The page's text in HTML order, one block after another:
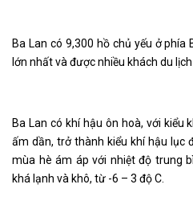
Ba Lan có 9,300 hồ chủ yếu ở
lớn nhất và được nhiều khách du
Ba Lan có khí hậu ôn hoà, với kiểu
ấm dần, trở thành kiểu khí hậu lục
mùa hè ám áp với nhiệt độ trung
khá lạnh và khô, từ -6 – 3 độ C.